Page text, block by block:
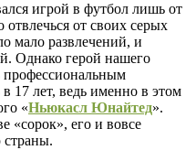
игрой в футбол лишь от
отвлечься от своих серых
мало развлечений, и
Однако герой нашего
профессиональным
17 лет, ведь именно в этом
«Ньюкасл Юнайтед».
«сорок», его и вовсе